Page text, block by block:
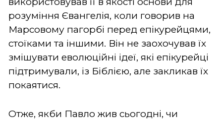
розуміння Євангелія, коли говорив на
Марсовому пагорбі перед епікурейцями,
стоїками та іншими. Він не заохочував їх
змішувати еволюційні ідеї, які епікурейці
підтримували, із Біблією, але закликав їх
покаятися.
Отже, якби Павло жив сьогодні, чи